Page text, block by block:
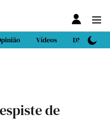
Vídeos DN Sport
de